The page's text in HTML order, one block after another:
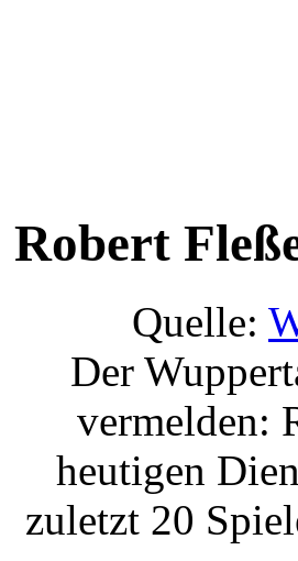
Robert
Quelle:
Der
vermelden:
heutigen
zuletzt 20